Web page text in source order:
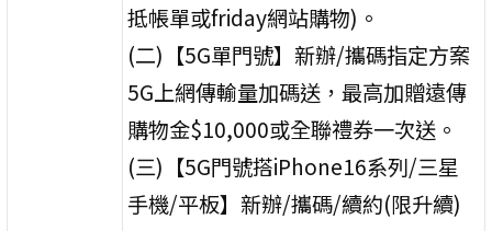
抵帳單或friday網站購物)。
(二)【5G單門號】新辦/攜碼指定方案
5G上網傳輸量加碼送，最高加贈遠傳
購物金$10,000或全聯禮券一次送。
(三)【5G門號搭iPhone16系列/三星
手機/平板】新辦/攜碼/續約(限升續)